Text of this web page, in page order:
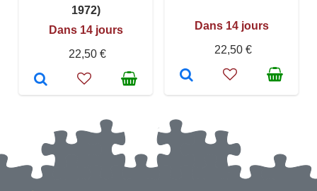
1972)
Dans 14 jours
22,50 €
Dans 14 jours
22,50 €